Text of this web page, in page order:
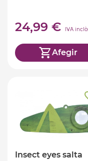
24,99 € IVA
Afegir
Insect eyes salta